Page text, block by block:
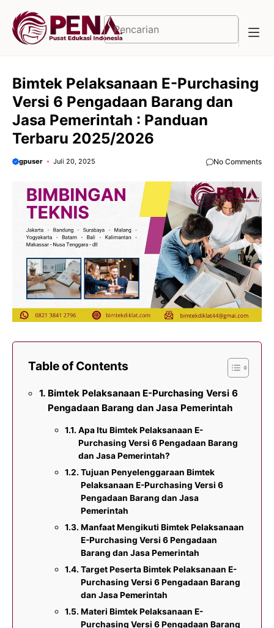
Cari
Bimtek Pelaksanaan E-Purchasing
Versi 6 Pengadaan Barang dan
Jasa Pemerintah : Panduan
Terbaru 2025/2026
gpuser Juli 20, 2025 No Comments
Table of Contents
Bimtek Pelaksanaan E-Purchasing Versi 6
Pengadaan Barang dan Jasa Pemerintah
Apa Itu Bimtek Pelaksanaan E-
Purchasing Versi 6 Pengadaan Barang
dan Jasa Pemerintah?
Tujuan Penyelenggaraan Bimtek
Pelaksanaan E-Purchasing Versi 6
Pengadaan Barang dan Jasa
Pemerintah
Manfaat Mengikuti Bimtek Pelaksanaan
E-Purchasing Versi 6 Pengadaan
Barang dan Jasa Pemerintah
Target Peserta Bimtek Pelaksanaan E-
Purchasing Versi 6 Pengadaan Barang
dan Jasa Pemerintah
Materi Bimtek Pelaksanaan E-
Purchasing Versi 6 Pengadaan Barang